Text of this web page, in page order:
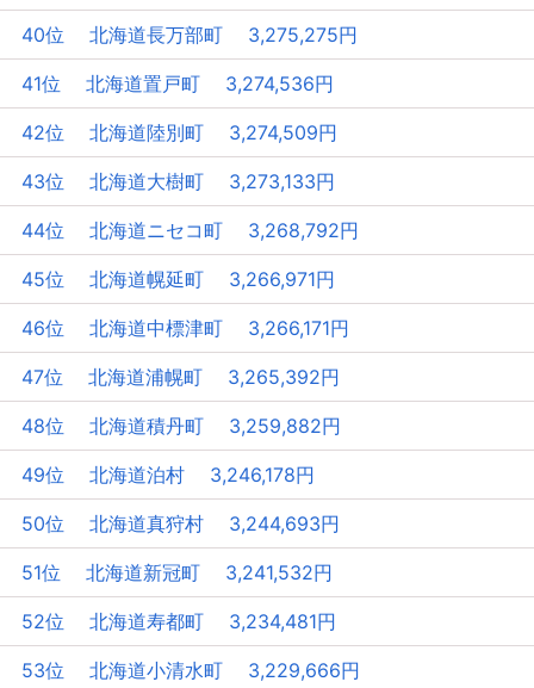
40位 北海道長万部町 3,275,275円
41位 北海道置戸町 3,274,536円
42位 北海道陸別町 3,274,509円
43位 北海道大樹町 3,273,133円
44位 北海道ニセコ町 3,268,792円
45位 北海道幌延町 3,266,971円
46位 北海道中標津町 3,266,171円
47位 北海道浦幌町 3,265,392円
48位 北海道積丹町 3,259,882円
49位 北海道泊村 3,246,178円
50位 北海道真狩村 3,244,693円
51位 北海道新冠町 3,241,532円
52位 北海道寿都町 3,234,481円
53位 北海道小清水町 3,229,666円